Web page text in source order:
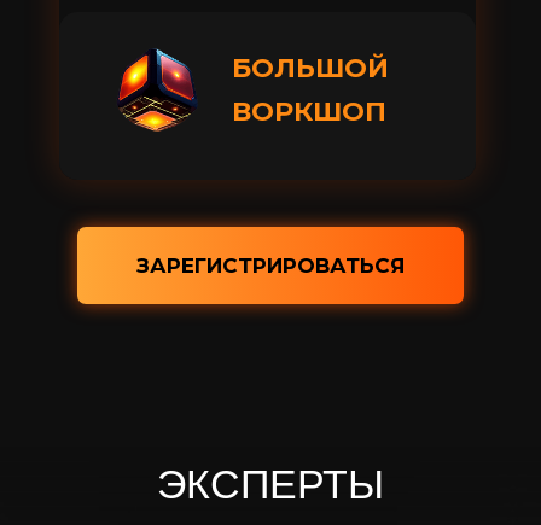
БОЛЬШОЙ
ВОРКШОП
ЗАРЕГИСТРИРОВАТЬСЯ
ЭКСПЕРТЫ